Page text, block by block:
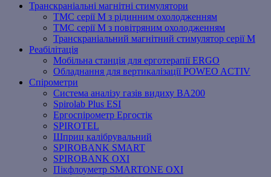
Транскраніальні магнітні стимулятори
ТМС серії M з рідинним охолодженням
ТМС серії M з повітряним охолодженням
Транскраніальний магнітний стимулятор серії M
Реабілітація
Мобільна станція для ерготерапії ERGO
Обладнання для вертикалізації POWEO ACTIV
Спірометри
Система аналізу газів видиху BA200
Spirolab Plus ESI
Ергоспірометр Ергостік
SPIROTEL
Шприц калібрувальний
SPIROBANK SMART
SPIROBANK OXI
Пікфлоуметр SMARTONE OXI